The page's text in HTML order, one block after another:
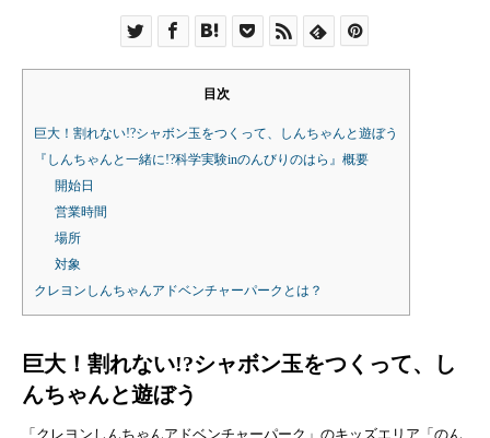
目次
巨大！割れない!?シャボン玉をつくって、しんちゃんと遊ぼう
『しんちゃんと一緒に!?科学実験inのんびりのはら』概要
開始日
営業時間
場所
対象
クレヨンしんちゃんアドベンチャーパークとは？
巨大！割れない!?シャボン玉をつくって、し
んちゃんと遊ぼう
「クレヨンしんちゃんアドベンチャーパーク」のキッズエリア「のん